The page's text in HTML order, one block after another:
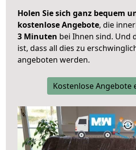
Holen Sie sich ganz bequem
kostenlose Angebote, die
3 Minuten bei Ihnen sind. Und
ist, dass all dies zu
angeboten werden.
Kostenlose Angebote